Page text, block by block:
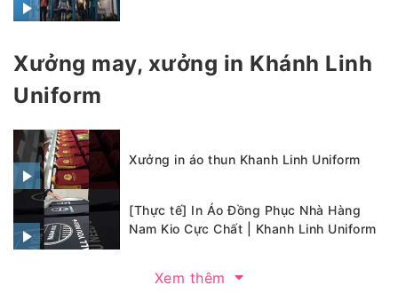
Xưởng may, xưởng in Khánh Linh
Uniform
Xưởng in áo thun Khanh Linh Uniform
[Thực tế] In Áo Đồng Phục Nhà Hàng
Nam Kio Cực Chất | Khanh Linh Uniform
Xem thêm